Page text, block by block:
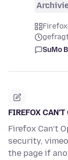
Firefox
SuMo
FIREFOX
Firefox Can’t
security,
the page if